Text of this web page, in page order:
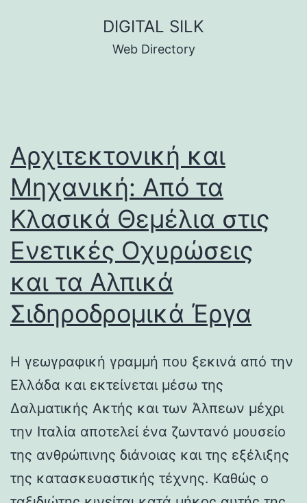
DIGITAL SILK
Web Directory
Αρχιτεκτονική και
Μηχανική: Από τα
Κλασικά Θεμέλια στις
Ενετικές Οχυρώσεις
και τα Αλπικά
Σιδηροδρομικά Έργα
Η γεωγραφική γραμμή που ξεκινά από την
Ελλάδα και εκτείνεται μέσω της
Δαλματικής Ακτής και των Άλπεων μέχρι
την Ιταλία αποτελεί ένα ζωντανό μουσείο
της ανθρώπινης διάνοιας και της εξέλιξης
της κατασκευαστικής τέχνης. Καθώς ο